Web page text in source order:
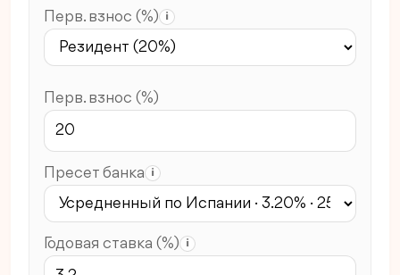
Перв. взнос (%) i
Перв. взнос (%)
Пресет банка i
Годовая ставка (%) i